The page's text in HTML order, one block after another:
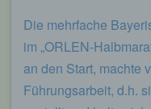
Die mehrfache
im „ORLEN-
an den Start, machte
Führungsarbeit, d.h.